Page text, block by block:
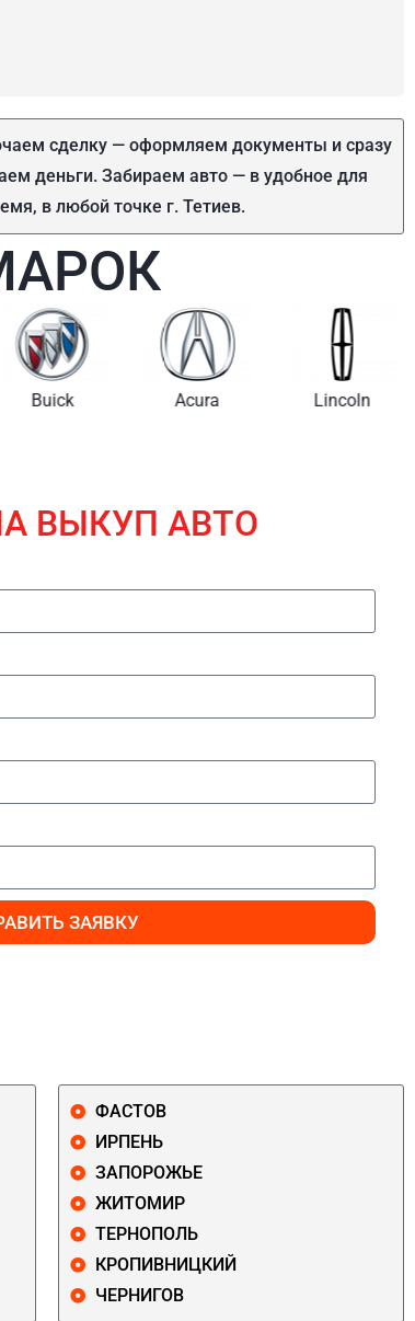
сделку — оформляем документы и сразу
деньги. Забираем авто — в удобное для
в любой точке г. Тетиев.
Buick Acura Lincoln
ВЫКУП АВТО
ЗАЯВКУ
ФАСТОВ
ИРПЕНЬ
ЗАПОРОЖЬЕ
ЖИТОМИР
ТЕРНОПОЛЬ
КРОПИВНИЦКИЙ
ЧЕРНИГОВ